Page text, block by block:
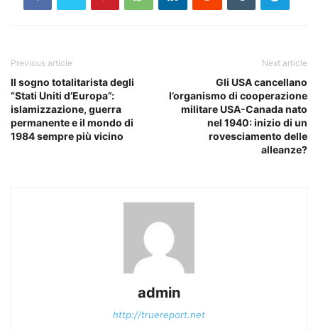
Previous article
Il sogno totalitarista degli
“Stati Uniti d’Europa”:
islamizzazione, guerra
permanente e il mondo di
1984 sempre più vicino
Next article
Gli USA cancellano
l’organismo di cooperazione
militare USA-Canada nato
nel 1940: inizio di un
rovesciamento delle
alleanze?
admin
http://truereport.net